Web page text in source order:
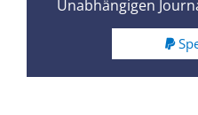
Unabhängigen